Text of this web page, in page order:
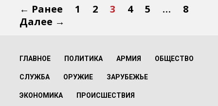
← Ранее 1 2 3 4 5 …
8
Далее →
ГЛАВНОЕ ПОЛИТИКА АРМИЯ ОБЩЕСТВО
СЛУЖБА ОРУЖИЕ ЗАРУБЕЖЬЕ
ЭКОНОМИКА ПРОИСШЕСТВИЯ